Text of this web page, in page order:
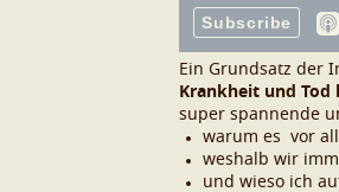
Ein Grundsatz der
Krankheit und
super spannende
warum es vor
weshalb wir
und wieso ich